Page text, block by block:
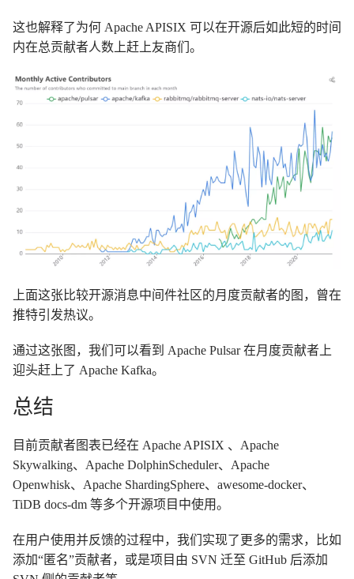
这也解释了为何 Apache APISIX 可以在开源后如此短的时间
内在总贡献者人数上赶上友商们。
上面这张比较开源消息中间件社区的月度贡献者的图，曾在
推特引发热议。
通过这张图，我们可以看到 Apache Pulsar 在月度贡献者上
迎头赶上了 Apache Kafka。
总结
目前贡献者图表已经在 Apache APISIX 、Apache
Skywalking、Apache DolphinScheduler、Apache
Openwhisk、Apache ShardingSphere、awesome-docker、
TiDB docs-dm 等多个开源项目中使用。
在用户使用并反馈的过程中，我们实现了更多的需求，比如
添加“匿名”贡献者，或是项目由 SVN 迁至 GitHub 后添加